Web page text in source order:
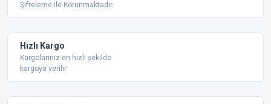
Ürün açıklamasında eksik bilgiler bulunuyor.
Bu ürüne benzer farklı alternatifler olmalı.
Şifreleme ile Korunmaktadır.
Hızlı Kargo
Kargolarınız en hızlı şekilde
kargoya verilir